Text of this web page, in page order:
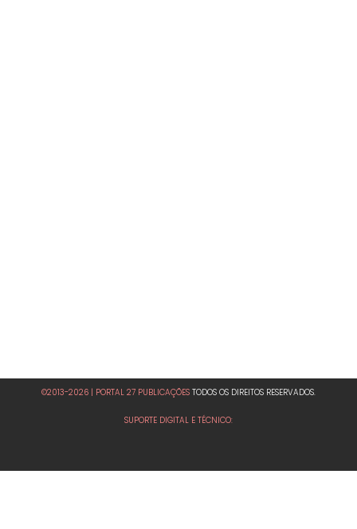
©2013-2026 | PORTAL 27 PUBLICAÇÕES TODOS OS DIREITOS RESERVADOS.
SUPORTE DIGITAL E TÉCNICO: